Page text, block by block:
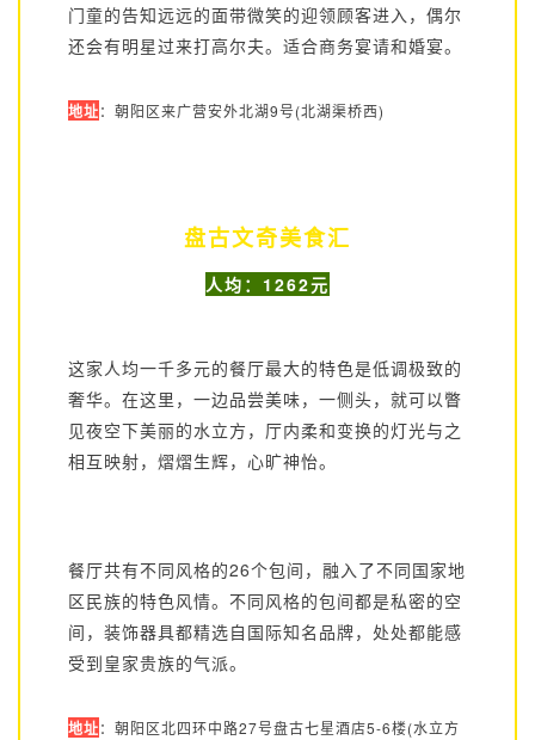
门童的告知远远的面带微笑的迎领顾客进入，偶尔
还会有明星过来打高尔夫。适合商务宴请和婚宴。
地址：朝阳区来广营安外北湖9号(北湖渠桥西)
盘古文奇美食汇
人均：1262元
这家人均一千多元的餐厅最大的特色是低调极致的
奢华。在这里，一边品尝美味，一侧头，就可以瞥
见夜空下美丽的水立方，厅内柔和变换的灯光与之
相互映射，熠熠生辉，心旷神怡。
餐厅共有不同风格的26个包间，融入了不同国家地
区民族的特色风情。不同风格的包间都是私密的空
间，装饰器具都精选自国际知名品牌，处处都能感
受到皇家贵族的气派。
地址：朝阳区北四环中路27号盘古七星酒店5-6楼(水立方